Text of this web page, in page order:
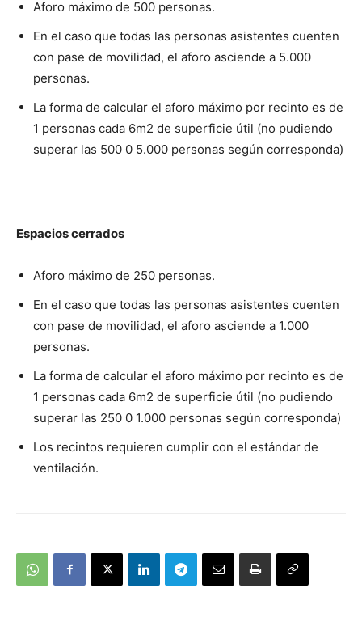
Aforo máximo de 500 personas.
En el caso que todas las personas asistentes cuenten
con pase de movilidad, el aforo asciende a 5.000
personas.
La forma de calcular el aforo máximo por recinto es de
1 personas cada 6m2 de superficie útil (no pudiendo
superar las 500 0 5.000 personas según corresponda)
Espacios cerrados
Aforo máximo de 250 personas.
En el caso que todas las personas asistentes cuenten
con pase de movilidad, el aforo asciende a 1.000
personas.
La forma de calcular el aforo máximo por recinto es de
1 personas cada 6m2 de superficie útil (no pudiendo
superar las 250 0 1.000 personas según corresponda)
Los recintos requieren cumplir con el estándar de
ventilación.